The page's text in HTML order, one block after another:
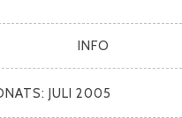
INFO
JULI 2005